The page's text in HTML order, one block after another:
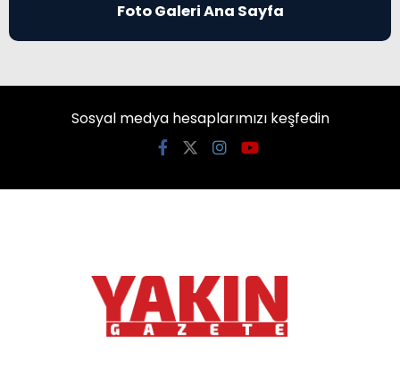
Foto Galeri Ana Sayfa
Sosyal medya hesaplarımızı keşfedin